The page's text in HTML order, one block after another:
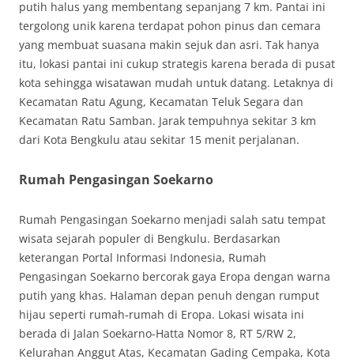
putih halus yang membentang sepanjang 7 km. Pantai ini
tergolong unik karena terdapat pohon pinus dan cemara
yang membuat suasana makin sejuk dan asri. Tak hanya
itu, lokasi pantai ini cukup strategis karena berada di pusat
kota sehingga wisatawan mudah untuk datang. Letaknya di
Kecamatan Ratu Agung, Kecamatan Teluk Segara dan
Kecamatan Ratu Samban. Jarak tempuhnya sekitar 3 km
dari Kota Bengkulu atau sekitar 15 menit perjalanan.
Rumah Pengasingan Soekarno
Rumah Pengasingan Soekarno menjadi salah satu tempat
wisata sejarah populer di Bengkulu. Berdasarkan
keterangan Portal Informasi Indonesia, Rumah
Pengasingan Soekarno bercorak gaya Eropa dengan warna
putih yang khas. Halaman depan penuh dengan rumput
hijau seperti rumah-rumah di Eropa. Lokasi wisata ini
berada di Jalan Soekarno-Hatta Nomor 8, RT 5/RW 2,
Kelurahan Anggut Atas, Kecamatan Gading Cempaka, Kota